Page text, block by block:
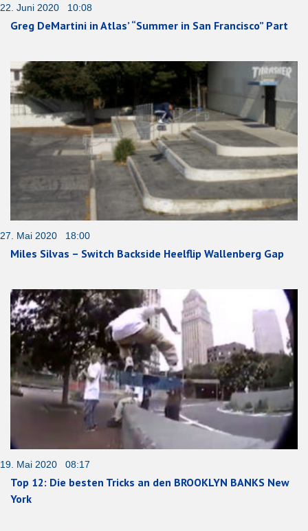
22. Juni 2020 10:08
Greg DeMartini in Atlas’ “Summer in San Francisco” Part
27. Mai 2020 18:00
Miles Silvas – Switch Backside Heelflip Wallenberg Gap
19. Mai 2020 08:17
Top 12: Die besten Tricks an den BROOKLYN BANKS New
York